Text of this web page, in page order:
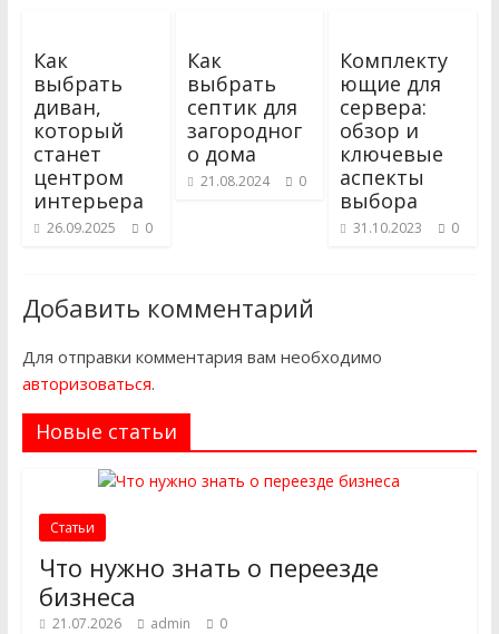
Как
выбрать
диван,
который
станет
центром
интерьера
26.09.2025 0
Как
выбрать
септик для
загородног
о дома
21.08.2024 0
Комплекту
ющие для
сервера:
обзор и
ключевые
аспекты
выбора
31.10.2023 0
Добавить комментарий
Для отправки комментария вам необходимо
авторизоваться.
Новые статьи
Статьи
Что нужно знать о переезде
бизнеса
21.07.2026 admin 0